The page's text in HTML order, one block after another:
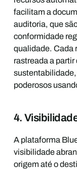
facilitam a
auditoria, que
conformidade
qualidade. Cada
rastreada a
poderosos
4.
A plataforma
visibilidade
origem até o